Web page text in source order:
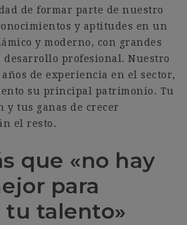
de formar parte de nuestro
y aptitudes en un
y moderno, con grandes
profesional. Nuestro
de experiencia en el sector,
su principal patrimonio. Tu
tus ganas de crecer
el resto.
que «no hay
para
tu talento»